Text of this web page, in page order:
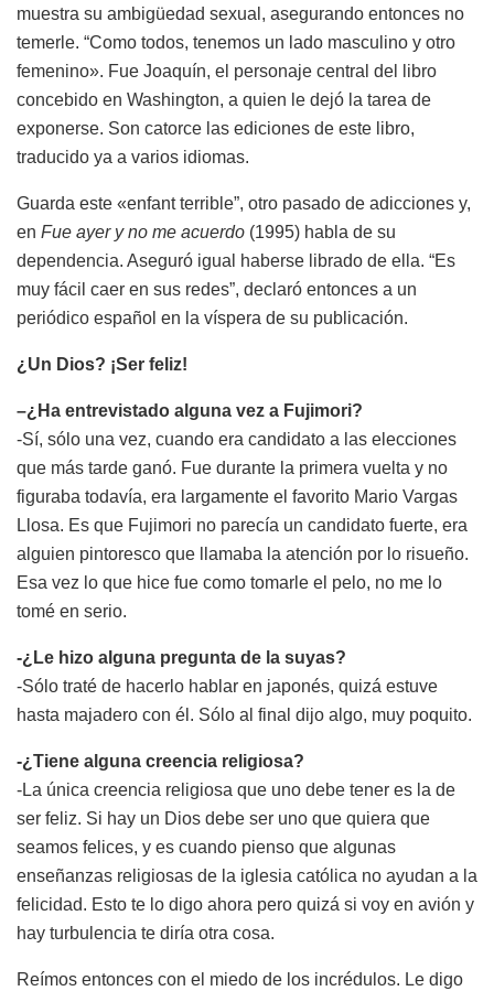
muestra su ambigüedad sexual, asegurando entonces no
temerle. “Como todos, tenemos un lado masculino y otro
femenino». Fue Joaquín, el personaje central del libro
concebido en Washington, a quien le dejó la tarea de
exponerse. Son catorce las ediciones de este libro,
traducido ya a varios idiomas.
Guarda este «enfant terrible”, otro pasado de adicciones y,
en Fue ayer y no me acuerdo (1995) habla de su
dependencia. Aseguró igual haberse librado de ella. “Es
muy fácil caer en sus redes”, declaró entonces a un
periódico español en la víspera de su publicación.
¿Un Dios? ¡Ser feliz!
–¿ Ha entrevistado alguna vez a Fujimori?
-Sí, sólo una vez, cuando era candidato a las elecciones
que más tarde ganó. Fue durante la primera vuelta y no
figuraba todavía, era largamente el favorito Mario Vargas
Llosa. Es que Fujimori no parecía un candidato fuerte, era
alguien pintoresco que llamaba la atención por lo risueño.
Esa vez lo que hice fue como tomarle el pelo, no me lo
tomé en serio.
-¿Le hizo alguna pregunta de la suyas?
-Sólo traté de hacerlo hablar en japonés, quizá estuve
hasta majadero con él. Sólo al final dijo algo, muy poquito.
-¿Tiene alguna creencia religiosa?
-La única creencia religiosa que uno debe tener es la de
ser feliz. Si hay un Dios debe ser uno que quiera que
seamos felices, y es cuando pienso que algunas
enseñanzas religiosas de la iglesia católica no ayudan a la
felicidad. Esto te lo digo ahora pero quizá si voy en avión y
hay turbulencia te diría otra cosa.
Reímos entonces con el miedo de los incrédulos. Le digo